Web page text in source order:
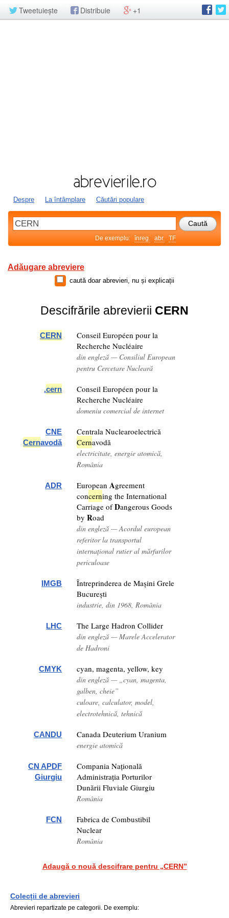
Tweetuiește Distribuie +1
Despre La întâmplare Căutări populare
De exemplu: înreg. abr. TF
Adăugare abreviere
caută doar abrevieri, nu și explicații
Descifrările abrevierii CERN
CERN
Conseil Européen pour la
Recherche Nucléaire
din engleză — Consiliul European
pentru Cercetare Nucleară
.cern
Conseil Européen pour la
Recherche Nucléaire
domeniu comercial de internet
CNE
Cernavodă
Centrala Nuclearoelectrică
Cernavodă
electricitate, energie atomică,
România
ADR EuropeanAgreement
concerning the International
Carriage ofDangerous Goods
byRoad
din engleză — Acordul european
referitor la transportul
internațional rutier al mărfurilor
periculoase
IMGB
Întreprinderea de Mașini Grele
București
industrie, din 1968, România
LHC The Large Hadron Collider
din engleză — Marele Accelerator
de Hadroni
CMYK cyan, magenta, yellow, key
din engleză — „cyan, magenta,
galben, cheie”
culoare, calculator, model,
electrotehnică, tehnică
CANDU Canada Deuterium Uranium
energie atomică
CN APDF
Giurgiu
Compania Națională
Administrația Porturilor
Dunării Fluviale Giurgiu
România
FCN
Fabrica de Combustibil
Nuclear
România
Adaugă o nouă descifrare pentru „CERN”
Colecții de abrevieri
Abrevieri repartizate pe categorii. De exemplu: